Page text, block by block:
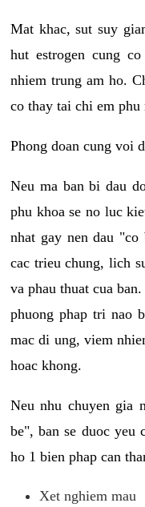
Mat khac, sut suy
hut estrogen cung
nhiem trung am ho.
co thay tai chi em
Phong doan cung voi
Neu ma ban bi dau
phu khoa se no luc
nhat gay nen dau
cac trieu chung, lich
va phau thuat cua
phuong phap tri nao
mac di ung, viem
hoac khong.
Neu nhu chuyen gia
be", ban se duoc yeu
ho 1 bien phap can
Xet nghiem mau